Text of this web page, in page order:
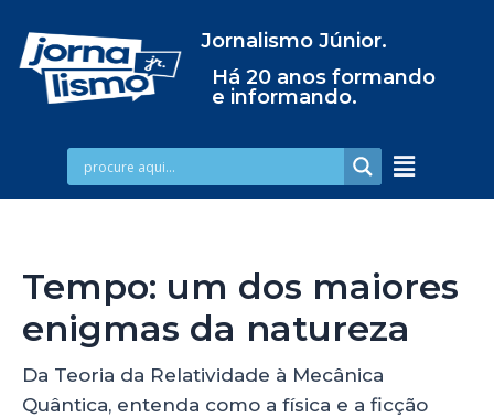
Jornalismo Júnior.
Há 20 anos formando
e informando.
Tempo: um dos maiores
enigmas da natureza
Da Teoria da Relatividade à Mecânica
Quântica, entenda como a física e a ficção